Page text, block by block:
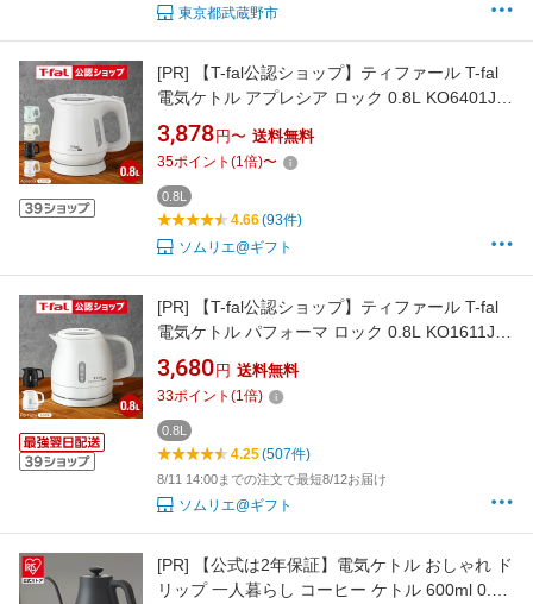
東京都武蔵野市
[PR]
【T-fal公認ショップ】ティファール T-fal
電気ケトル アプレシア ロック 0.8L KO6401JP
KO6408JP KO640AJP KO6403J0 送料無料 / ケ
トル 電気ポット 湯沸かしポット 湯沸かし器 転
倒お湯もれロック スピード沸騰 キッチン家電
調理家電 JGS 最強配送
3,878 円〜 送料無料
35ポイント (1倍)〜
0.8L
4.66(93件)
ソムリエ@ギフト
[PR]
【T-fal公認ショップ】ティファール T-fal
電気ケトル パフォーマ ロック 0.8L KO1611JP
KO1618JP / 800mL 電気ポット 湯沸かしポット
湯沸かし器 転倒お湯もれロック スピード沸騰
空だき防止 自動電源オフ 軽量 キッチン家電 調
理家電 gws 送料無料
3,680 円 送料無料
33ポイント (1倍)
0.8L
4.25(507件)
8/11 14:00までの注文で最短8/12お届け
ソムリエ@ギフト
[PR]
【公式は2年保証】電気ケトル おしゃれ ド
リップ 一人暮らし コーヒー ケトル 600ml 0.6L